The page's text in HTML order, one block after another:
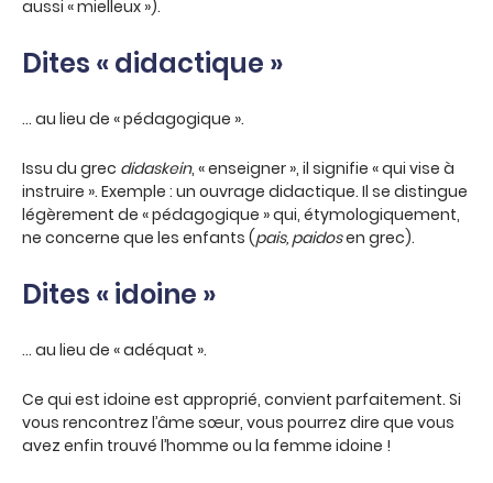
aussi « mielleux »).
Dites « didactique »
… au lieu de « pédagogique ».
Issu du grec didaskein, « enseigner », il signifie « qui vise à
instruire ». Exemple : un ouvrage didactique. Il se distingue
légèrement de « pédagogique » qui, étymologiquement,
ne concerne que les enfants (pais, paidosen grec).
Dites « idoine »
… au lieu de « adéquat ».
Ce qui est idoine est approprié, convient parfaitement. Si
vous rencontrez l’âme sœur, vous pourrez dire que vous
avez enfin trouvé l’homme ou la femme idoine !